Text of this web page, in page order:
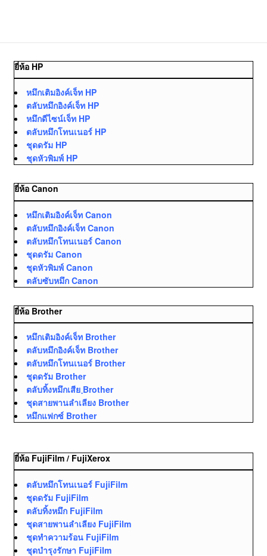
ยี่ห้อ HP
หมึกเติมอิงค์เจ็ท HP
ตลับหมึกอิงค์เจ็ท HP
หมึกดีไซน์เจ็ท HP
ตลับหมึกโทนเนอร์ HP
ชุดดรัม HP
ชุดหัวพิมพ์ HP
ยี่ห้อ Canon
หมึกเติมอิงค์เจ็ท Canon
ตลับหมึกอิงค์เจ็ท Canon
ตลับหมึกโทนเนอร์ Canon
ชุดดรัม Canon
ชุดหัวพิมพ์ Canon
ตลับซับหมึก Canon
ยี่ห้อ Brother
หมึกเติมอิงค์เจ็ท Brother
ตลับหมึกอิงค์เจ็ท Brother
ตลับหมึกโทนเนอร์ Brother
ชุดดรัม Brother
ตลับทิ้งหมึกเสีย ฺBrother
ชุดสายพานลำเลียง Brother
หมึกแฟกซ์ Brother
ยี่ห้อ FujiFilm / FujiXerox
ตลับหมึกโทนเนอร์ FujiFilm
ชุดดรัม FujiFilm
ตลับทิ้งหมึก FujiFilm
ชุดสายพานลำเลียง FujiFilm
ชุดทำความร้อน FujiFilm
ชุดบำรุงรักษา FujiFilm